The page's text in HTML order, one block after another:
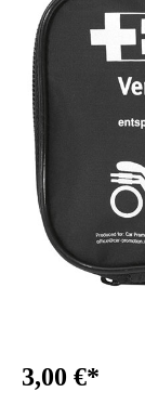
3,00 €*